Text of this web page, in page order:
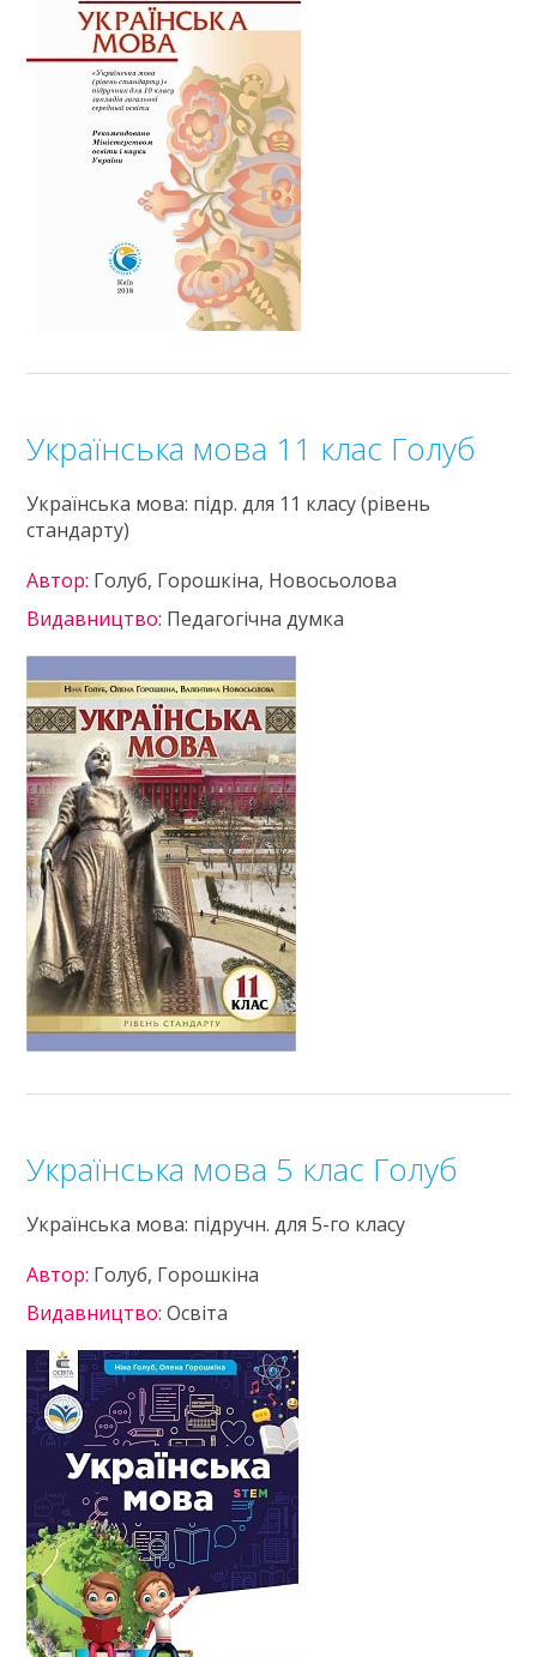
Українська мова 11 клас Голуб
Українська мова: підр. для 11 класу (рівень
стандарту)
Автор: Голуб, Горошкіна, Новосьолова
Видавництво: Педагогічна думка
Українська мова 5 клас Голуб
Українська мова: підручн. для 5-го класу
Автор: Голуб, Горошкіна
Видавництво:Освіта